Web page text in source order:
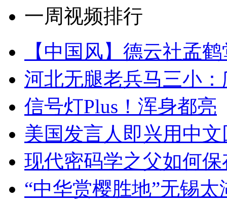
一周视频排行
【中国风】德云社孟
河北无腿老兵马三小
信号灯Plus！浑身都亮
美国发言人即兴用中
现代密码学之父如何
“中华赏樱胜地”无锡